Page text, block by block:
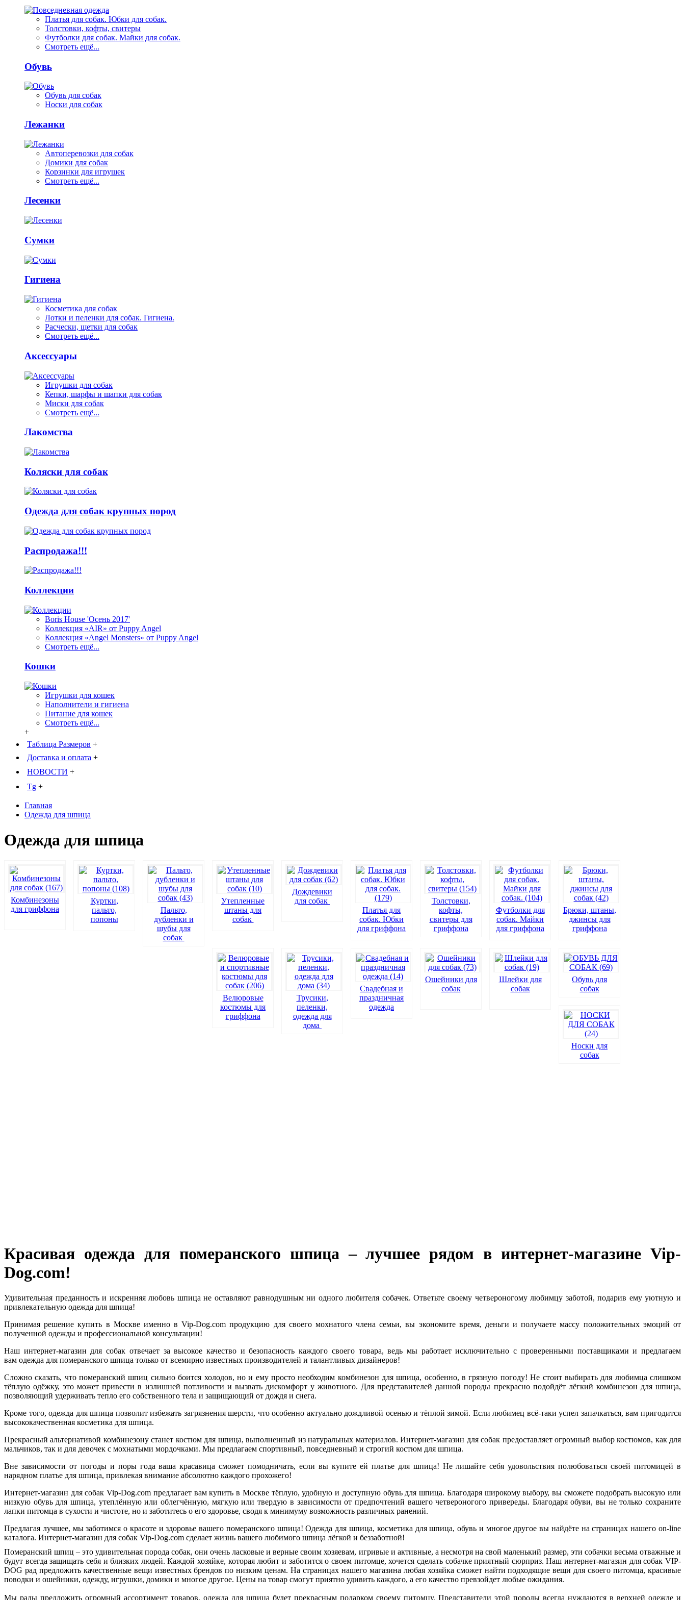
Платья для собак. Юбки для собак.
Толстовки, кофты, свитеры
Футболки для собак. Майки для собак.
Смотреть ещё...
Обувь
Обувь для собак
Носки для собак
Лежанки
Автоперевозки для собак
Домики для собак
Корзинки для игрушек
Смотреть ещё...
Лесенки
Сумки
Гигиена
Косметика для собак
Лотки и пеленки для собак. Гигиена.
Расчески, щетки для собак
Смотреть ещё...
Аксессуары
Игрушки для собак
Кепки, шарфы и шапки для собак
Миски для собак
Смотреть ещё...
Лакомства
Коляски для собак
Одежда для собак крупных пород
Распродажа!!!
Коллекции
Boris House 'Осень 2017'
Коллекция «AIR» от Puppy Angel
Коллекция «Angel Monsters» от Puppy Angel
Смотреть ещё...
Кошки
Игрушки для кошек
Наполнители и гигиена
Питание для кошек
Смотреть ещё...
+
Таблица Размеров +
Доставка и оплата +
НОВОСТИ +
Tg +
Главная
Одежда для шпица
Одежда для шпица
Комбинезоны
для гриффона
Куртки,
пальто,
попоны
Пальто,
дубленки и
шубы для
собак
Утепленные
штаны для
собак
Дождевики
для собак
Платья для
собак. Юбки
для гриффона
Толстовки,
кофты,
свитеры для
гриффона
Футболки для
собак. Майки
для гриффона
Брюки, штаны,
джинсы для
гриффона
Велюровые
костюмы для
гриффона
Трусики,
пеленки,
одежда для
дома
Свадебная и
праздничная
одежда
Ошейники для
собак
Шлейки для
собак
Обувь для
собак
Носки для
собак
Красивая одежда для померанского шпица – лучшее рядом в интернет-магазине Vip-
Dog.com!
Удивительная преданность и искренняя любовь шпица не оставляют равнодушным ни одного любителя собачек. Ответьте своему четвероногому любимцу заботой, подарив ему уютную и
привлекательную одежда для шпица!
Принимая решение купить в Москве именно в Vip-Dog.com продукцию для своего мохнатого члена семьи, вы экономите время, деньги и получаете массу положительных эмоций от
полученной одежды и профессиональной консультации!
Наш интернет-магазин для собак отвечает за высокое качество и безопасность каждого своего товара, ведь мы работает исключительно с проверенными поставщиками и предлагаем
вам одежда для померанского шпица только от всемирно известных производителей и талантливых дизайнеров!
Сложно сказать, что померанский шпиц сильно боится холодов, но и ему просто необходим комбинезон для шпица, особенно, в грязную погоду! Не стоит выбирать для любимца слишком
тёплую одёжку, это может привести в излишней потливости и вызвать дискомфорт у животного. Для представителей данной породы прекрасно подойдёт лёгкий комбинезон для шпица,
позволяющий удерживать тепло его собственного тела и защищающий от дождя и снега.
Кроме того, одежда для шпица позволит избежать загрязнения шерсти, что особенно актуально дождливой осенью и тёплой зимой. Если любимец всё-таки успел запачкаться, вам пригодится
высококачественная косметика для шпица.
Прекрасный альтернативой комбинезону станет костюм для шпица, выполненный из натуральных материалов. Интернет-магазин для собак предоставляет огромный выбор костюмов, как для
мальчиков, так и для девочек с мохнатыми мордочками. Мы предлагаем спортивный, повседневный и строгий костюм для шпица.
Вне зависимости от погоды и поры года ваша красавица сможет помодничать, если вы купите ей платье для шпица! Не лишайте себя удовольствия полюбоваться своей питомицей в
нарядном платье для шпица, привлекая внимание абсолютно каждого прохожего!
Интернет-магазин для собак Vip-Dog.com предлагает вам купить в Москве тёплую, удобную и доступную обувь для шпица. Благодаря широкому выбору, вы сможете подобрать высокую или
низкую обувь для шпица, утеплённую или облегчённую, мягкую или твердую в зависимости от предпочтений вашего четвероногого привереды. Благодаря обуви, вы не только сохраните
лапки питомца в сухости и чистоте, но и заботитесь о его здоровье, сводя к минимуму возможность различных ранений.
Предлагая лучшее, мы заботимся о красоте и здоровье вашего померанского шпица! Одежда для шпица, косметика для шпица, обувь и многое другое вы найдёте на страницах нашего on-line
каталога. Интернет-магазин для собак Vip-Dog.com сделает жизнь вашего любимого шпица лёгкой и беззаботной!
Померанский шпиц – это удивительная порода собак, они очень ласковые и верные своим хозяевам, игривые и активные, а несмотря на свой маленький размер, эти собачки весьма отважные и
будут всегда защищать себя и близких людей. Каждой хозяйке, которая любит и заботится о своем питомце, хочется сделать собачке приятный сюрприз. Наш интернет-магазин для собак VIP-
DOG рад предложить качественные вещи известных брендов по низким ценам. На страницах нашего магазина любая хозяйка сможет найти подходящие вещи для своего питомца, красивые
поводки и ошейники, одежду, игрушки, домики и многое другое. Цены на товар смогут приятно удивить каждого, а его качество превзойдет любые ожидания.
Мы рады предложить огромный ассортимент товаров, одежда для шпица будет прекрасным подарком своему питомцу. Представители этой породы всегда нуждаются в верхней одежде и